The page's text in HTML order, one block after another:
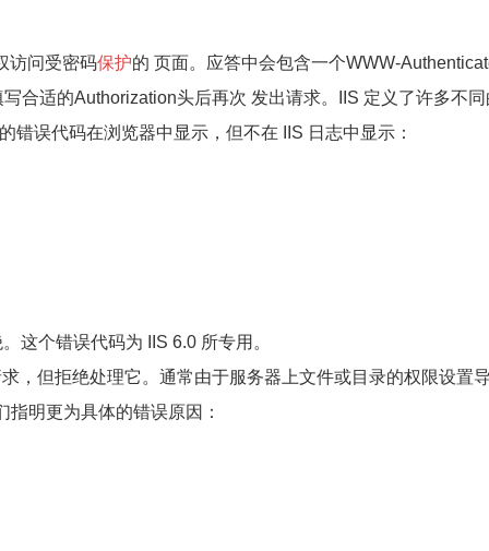
访问受密码保护的 页面。应答中会包含一个WWW-
合适的Authorization头后再次 发出请求。IIS 定义了许多不同
误代码在浏览器中显示，但不在 IIS 日志中显示：
这个错误代码为 IIS 6.0 所专用。
，但拒绝处理它。通常由于服务器上文件或目录的权限设置导
明更为具体的错误原因：